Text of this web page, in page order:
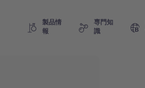
製品情
報
専門知
識